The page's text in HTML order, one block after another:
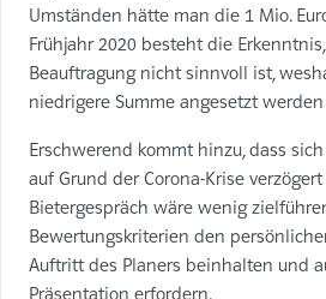
Umständen hätte man die 1 Mio.
Frühjahr 2020 besteht die
Beauftragung nicht sinnvoll ist,
niedrigere Summe angesetzt
Erschwerend kommt hinzu, dass
auf Grund der Corona-Krise
Bietergespräch wäre wenig
Bewertungskriterien den
Auftritt des Planers beinhalten und